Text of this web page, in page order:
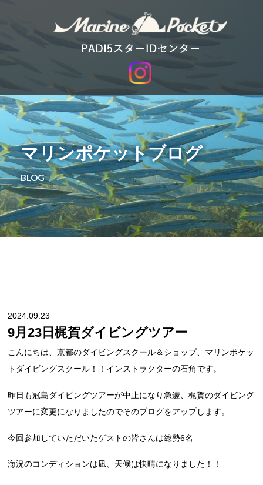
マリンポケットブログ
BLOG
2024.09.23
9月23日梶賀ダイビングツアー
こんにちは、京都のダイビングスクール＆ショップ、マリンポケッ
トダイビングスクール！！インストラクターの石角です。
昨日も冠島ダイビングツアーが中止になり急遽、梶賀のダイビング
ツアーに変更になりましたのでそのブログをアップします。
今回参加していただいたゲストの皆さんは総勢6名
海況のコンディションは凪、天候は快晴になりました！！